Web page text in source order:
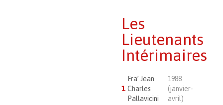
Les
Lieutenants
Intérimaires
1
Fra’ Jean
Charles
Pallavicini
1988
(janvier-
avril)